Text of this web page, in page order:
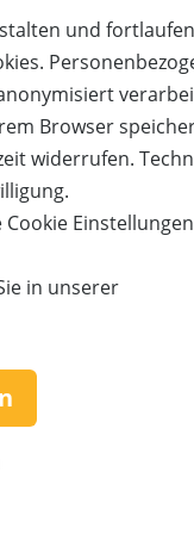
und
Browser
widerrufen.
Einstellungen
in unserer
Netto-Betrag:
Versandkosten:
Gesamtsumme:
Festsaal des Theater
dies kann aber nicht
die zur Bestellung
Kundenkonto